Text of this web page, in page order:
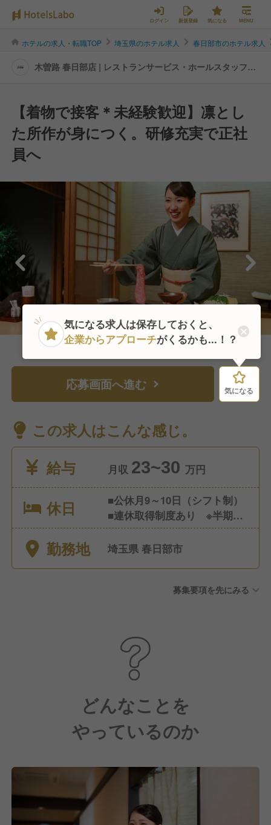
ログイン 新規登録 気になる MENU
ホテルの求人・転職TOP 埼玉県のホテル求人 春日部市のホテル求人
木曽路 春日部店 | レストランサービス・ホールスタッフの
【着物で接客＊未経験歓迎】凛とし
た所作が身につく。研修充実で正社
員へ
応募画面へ進む 気になる
この求人はこんな感じ。
給与
月収 23~30 万円
休日
■公休月9～10日（シフト制）
■連休取得制度あり ※半期に
1回、3～7連休取得 ■有給休暇
■その他 特別休暇など ※年間
勤務地 埼玉県 春日部市
募集要項を先にみる
どんなことを
やっているのか
気になる
気になる求人は保存しておくと、
企業からアプローチがくるかも...！？